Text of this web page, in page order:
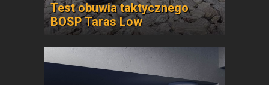
Test obuwia taktycznego
BOSP Taras Low